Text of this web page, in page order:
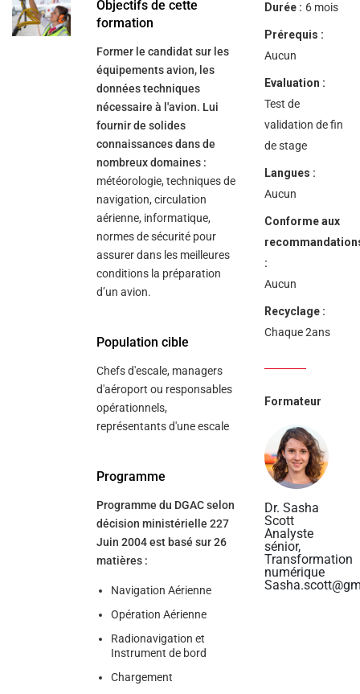
Objectifs de cette
formation
Former le candidat sur les
équipements avion, les
données techniques
nécessaire à l'avion. Lui
fournir de solides
connaissances dans de
nombreux domaines :
météorologie, techniques de
navigation, circulation
aérienne, informatique,
normes de sécurité pour
assurer dans les meilleures
conditions la préparation
d’un avion.
Population cible
Chefs d'escale, managers
d'aéroport ou responsables
opérationnels,
représentants d'une escale
Programme
Programme du DGAC selon
décision ministérielle 227
Juin 2004 est basé sur 26
matières :
Navigation Aérienne
Opération Aérienne
Radionavigation et
Instrument de bord
Chargement
Durée : 6 mois
Prérequis :
Aucun
Evaluation :
Test de
validation de fin
de stage
Langues :
Aucun
Conforme aux
:
Aucun
Recyclage :
Chaque 2ans
Formateur
Dr. Sasha
Scott
Analyste
sénior,
Transformation
numérique